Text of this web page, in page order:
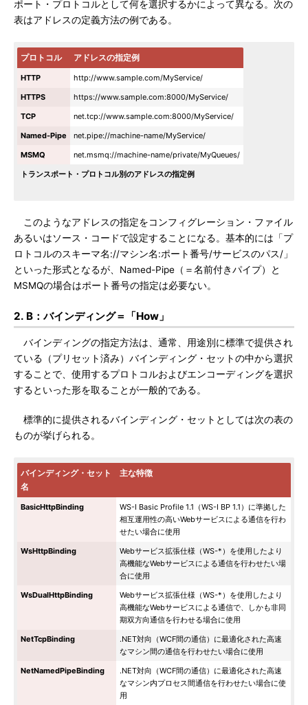
ポート・プロトコルとして何を選択するかによって異なる。次の
表はアドレスの定義方法の例である。
プロトコル アドレスの指定例
HTTP
http://www.sample.com/MyService/
HTTPS
https://www.sample.com:8000/MyService/
TCP
net.tcp://www.sample.com:8000/MyService/
Named-Pipe
net.pipe://machine-name/MyService/
MSMQ
net.msmq://machine-name/private/MyQueues/
トランスポート・プロトコル別のアドレスの指定例
このようなアドレスの指定をコンフィグレーション・ファイル
あるいはソース・コードで設定することになる。基本的には「プ
ロトコルのスキーマ名://マシン名:ポート番号/サービスのパス/」
といった形式となるが、Named-Pipe（＝名前付きパイプ）と
MSMQの場合はポート番号の指定は必要ない。
2. B：バインディング＝「How」
バインディングの指定方法は、通常、用途別に標準で提供され
ている（プリセット済み）バインディング・セットの中から選択
することで、使用するプロトコルおよびエンコーディングを選択
するといった形を取ることが一般的である。
標準的に提供されるバインディング・セットとしては次の表の
ものが挙げられる。
バインディング・セット
名
主な特徴
BasicHttpBinding
WS-I Basic Profile 1.1（WS-I BP 1.1）に準拠した
相互運用性の高いWebサービスによる通信を行わ
せたい場合に使用
WsHttpBinding
Webサービス拡張仕様（WS-*）を使用したより
高機能なWebサービスによる通信を行わせたい場
合に使用
WsDualHttpBinding
Webサービス拡張仕様（WS-*）を使用したより
高機能なWebサービスによる通信で、しかも非同
期双方向通信を行わせる場合に使用
NetTcpBinding
.NET対向（WCF間の通信）に最適化された高速
なマシン間の通信を行わせたい場合に使用
NetNamedPipeBinding
.NET対向（WCF間の通信）に最適化された高速
なマシン内プロセス間通信を行わせたい場合に使
用